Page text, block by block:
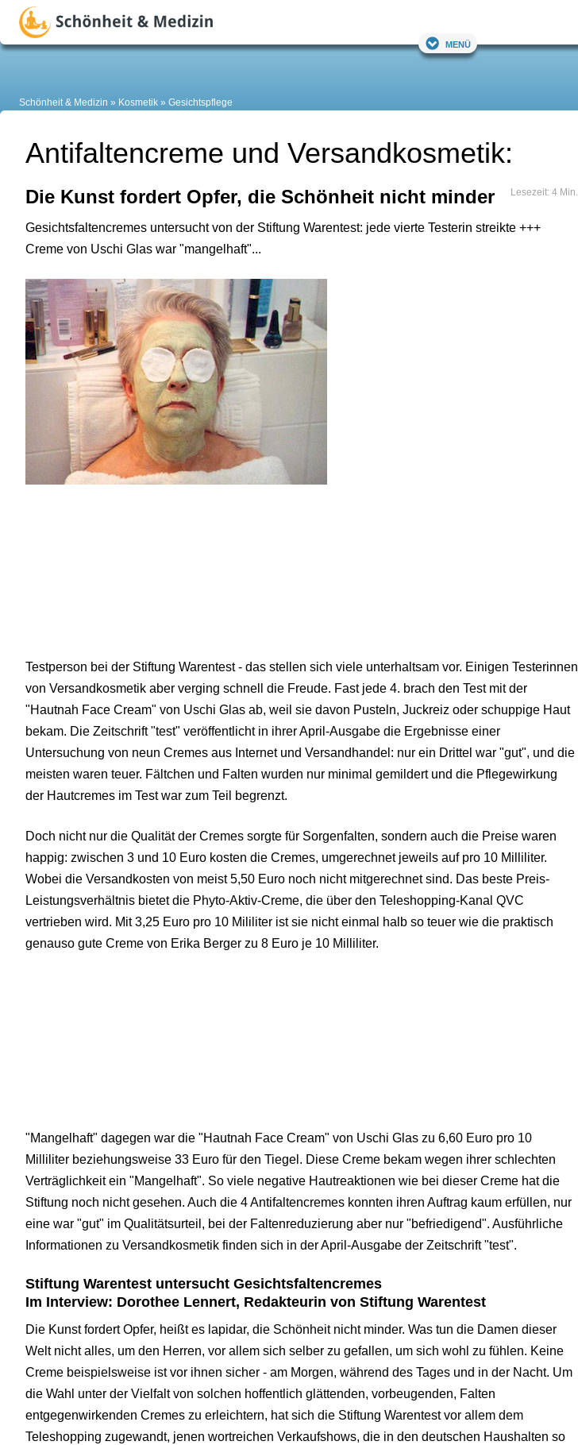
Menü
Schönheit & Medizin Kosmetik Gesichtspflege
Antifaltencreme und Versandkosmetik:
Lesezeit: 4 Min.
Die Kunst fordert Opfer, die Schönheit nicht minder
Gesichtsfaltencremes untersucht von der Stiftung Warentest: jede vierte Testerin streikte +++
Creme von Uschi Glas war "mangelhaft"...
Testperson bei der Stiftung Warentest - das stellen sich viele unterhaltsam vor. Einigen Testerinnen
von Versandkosmetik aber verging schnell die Freude. Fast jede 4. brach den Test mit der
"Hautnah Face Cream" von Uschi Glas ab, weil sie davon Pusteln, Juckreiz oder schuppige Haut
bekam. Die Zeitschrift "test" veröffentlicht in ihrer April-Ausgabe die Ergebnisse einer
Untersuchung von neun Cremes aus Internet und Versandhandel: nur ein Drittel war "gut", und die
meisten waren teuer. Fältchen und Falten wurden nur minimal gemildert und die Pflegewirkung
der Hautcremes im Test war zum Teil begrenzt.
Doch nicht nur die Qualität der Cremes sorgte für Sorgenfalten, sondern auch die Preise waren
happig: zwischen 3 und 10 Euro kosten die Cremes, umgerechnet jeweils auf pro 10 Milliliter.
Wobei die Versandkosten von meist 5,50 Euro noch nicht mitgerechnet sind. Das beste Preis-
Leistungsverhältnis bietet die Phyto-Aktiv-Creme, die über den Teleshopping-Kanal QVC
vertrieben wird. Mit 3,25 Euro pro 10 Mililiter ist sie nicht einmal halb so teuer wie die praktisch
genauso gute Creme von Erika Berger zu 8 Euro je 10 Milliliter.
"Mangelhaft" dagegen war die "Hautnah Face Cream" von Uschi Glas zu 6,60 Euro pro 10
Milliliter beziehungsweise 33 Euro für den Tiegel. Diese Creme bekam wegen ihrer schlechten
Verträglichkeit ein "Mangelhaft". So viele negative Hautreaktionen wie bei dieser Creme hat die
Stiftung noch nicht gesehen. Auch die 4 Antifaltencremes konnten ihren Auftrag kaum erfüllen, nur
eine war "gut" im Qualitätsurteil, bei der Faltenreduzierung aber nur "befriedigend". Ausführliche
Informationen zu Versandkosmetik finden sich in der April-Ausgabe der Zeitschrift "test".
Stiftung Warentest untersucht Gesichtsfaltencremes
Im Interview: Dorothee Lennert, Redakteurin von Stiftung Warentest
Die Kunst fordert Opfer, heißt es lapidar, die Schönheit nicht minder. Was tun die Damen dieser
Welt nicht alles, um den Herren, vor allem sich selber zu gefallen, um sich wohl zu fühlen. Keine
Creme beispielsweise ist vor ihnen sicher - am Morgen, während des Tages und in der Nacht. Um
die Wahl unter der Vielfalt von solchen hoffentlich glättenden, vorbeugenden, Falten
entgegenwirkenden Cremes zu erleichtern, hat sich die Stiftung Warentest vor allem dem
Teleshopping zugewandt, jenen wortreichen Verkaufshows, die in den deutschen Haushalten so